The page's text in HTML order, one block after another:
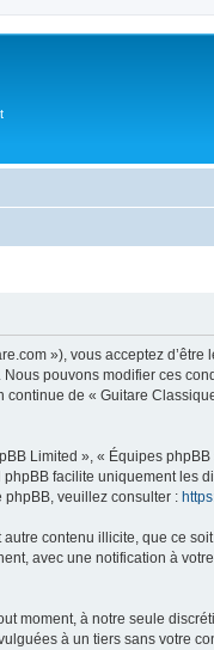
»), vous acceptez
pouvons modifier ces
de « Guitare
Limited », « Équipes
phpBB facilite uniquement les
veuillez consulter :
contenu illicite, que ce
avec une notification à
moment, à notre seule
à un tiers sans votre